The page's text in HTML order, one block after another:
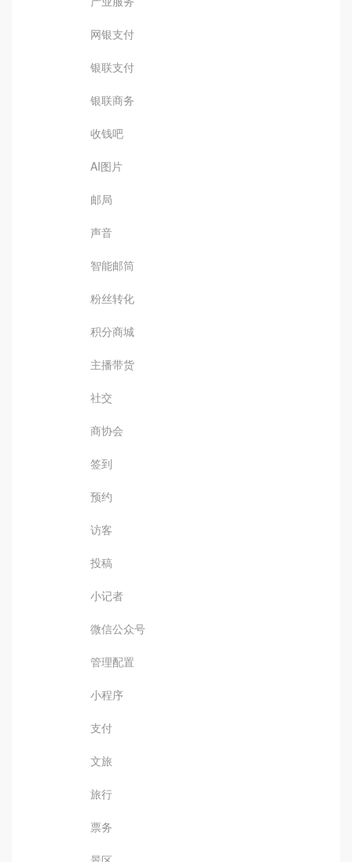
网银支付
银联支付
银联商务
收钱吧
AI图片
邮局
声音
智能邮筒
粉丝转化
积分商城
主播带货
社交
商协会
签到
预约
访客
投稿
小记者
微信公众号
管理配置
小程序
支付
文旅
旅行
票务